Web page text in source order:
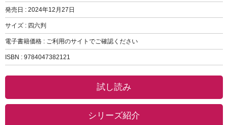
発売日 : 2024年12月27日
サイズ : 四六判
電子書籍価格 : ご利用のサイトでご確認ください
ISBN : 9784047382121
試し読み
シリーズ紹介